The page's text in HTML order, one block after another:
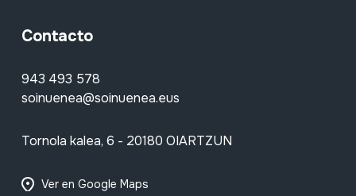
Contacto
943 493 578
soinuenea@soinuenea.eus
Tornola kalea, 6 - 20180 OIARTZUN
Ver en Google Maps